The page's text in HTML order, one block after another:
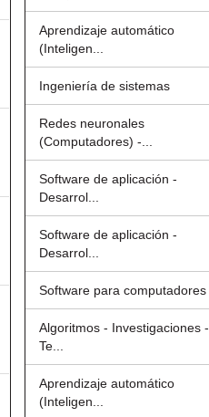
Aprendizaje automático
(Inteligen...
Ingeniería de sistemas
Redes neuronales
(Computadores) -...
Software de aplicación -
Desarrol...
Software de aplicación -
Desarrol...
Software para computadores
Algoritmos - Investigaciones -
Te...
Aprendizaje automático
(Inteligen...